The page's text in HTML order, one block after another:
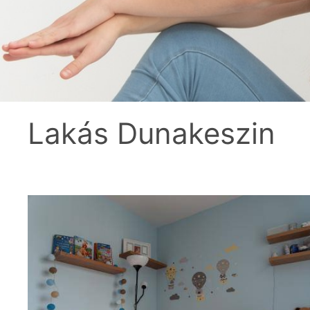
Lakás Dunakeszin